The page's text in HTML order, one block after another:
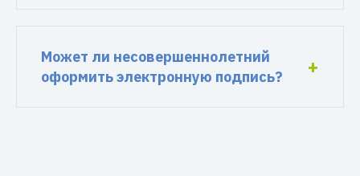
Может ли несовершеннолетний
оформить электронную подпись?